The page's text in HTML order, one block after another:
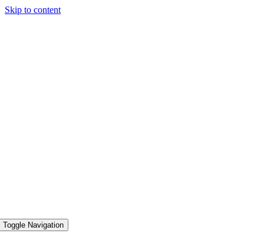
Skip to content
Toggle Navigation